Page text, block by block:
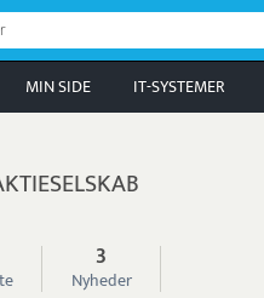
MIN SIDE IT-SYSTEMER
3
Nyheder